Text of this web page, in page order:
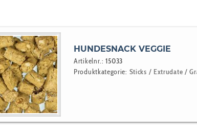
HUNDESNACK VEGGIE
Artikelnr.:15033
Produktkategorie: Sticks / Extrudate /